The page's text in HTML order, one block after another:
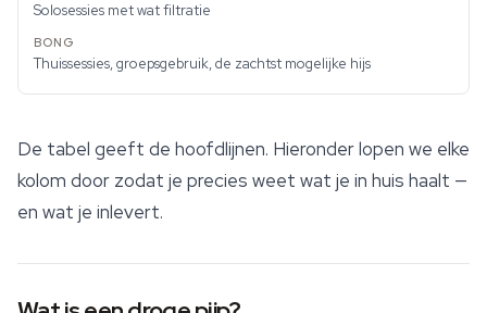
Solosessies met wat filtratie
Thuissessies, groepsgebruik, de zachtst mogelijke hijs
De tabel geeft de hoofdlijnen. Hieronder lopen we elke
kolom door zodat je precies weet wat je in huis haalt —
en wat je inlevert.